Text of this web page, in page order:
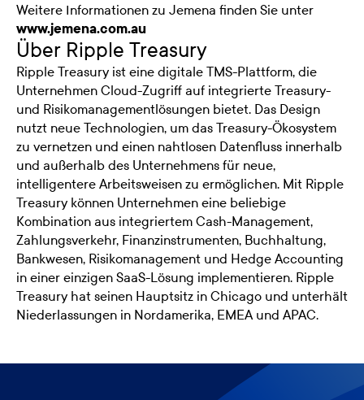
Weitere Informationen zu Jemena finden Sie unter
www.jemena.com.au
Über Ripple Treasury
Ripple Treasury ist eine digitale TMS-Plattform, die
Unternehmen Cloud-Zugriff auf integrierte Treasury-
und Risikomanagementlösungen bietet. Das Design
nutzt neue Technologien, um das Treasury-Ökosystem
zu vernetzen und einen nahtlosen Datenfluss innerhalb
und außerhalb des Unternehmens für neue,
intelligentere Arbeitsweisen zu ermöglichen. Mit Ripple
Treasury können Unternehmen eine beliebige
Kombination aus integriertem Cash-Management,
Zahlungsverkehr, Finanzinstrumenten, Buchhaltung,
Bankwesen, Risikomanagement und Hedge Accounting
in einer einzigen SaaS-Lösung implementieren. Ripple
Treasury hat seinen Hauptsitz in Chicago und unterhält
Niederlassungen in Nordamerika, EMEA und APAC.